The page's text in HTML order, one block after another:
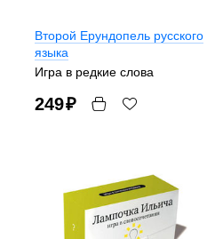
Второй Ерундопель русского
языка
Игра в редкие слова
249₽